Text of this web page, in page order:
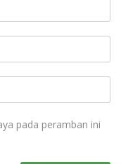
pada peramban ini